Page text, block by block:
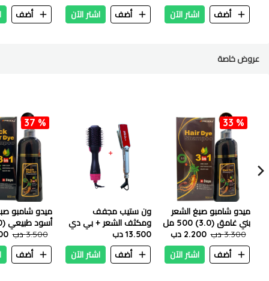
أضف
اشتر الآن
أضف
اشتر الآن
أضف
عروض خاصة
33 %
ميدو شامبو صبغ الشعر
بني غامق (3.0) 500 مل
3.300 دب
2.200 دب
أضف
اشتر الآن
ون ستيب مجفف
ومكثف الشعر + بي دي
برو استريتر العريضالعر
750 درجة
13.500 دب
أضف
اشتر الآن
37 %
ميدو شامبو
مل
3.500 دب
أضف